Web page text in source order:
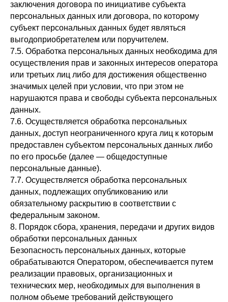
заключения договора по инициативе субъекта
персональных данных или договора, по которому
субъект персональных данных будет являться
выгодоприобретателем или поручителем.
7.5. Обработка персональных данных необходима для
осуществления прав и законных интересов оператора
или третьих лиц либо для достижения общественно
значимых целей при условии, что при этом не
нарушаются права и свободы субъекта персональных
данных.
7.6. Осуществляется обработка персональных
данных, доступ неограниченного круга лиц к которым
предоставлен субъектом персональных данных либо
по его просьбе (далее — общедоступные
персональные данные).
7.7. Осуществляется обработка персональных
данных, подлежащих опубликованию или
обязательному раскрытию в соответствии с
федеральным законом.
8. Порядок сбора, хранения, передачи и других видов
обработки персональных данных
Безопасность персональных данных, которые
обрабатываются Оператором, обеспечивается путем
реализации правовых, организационных и
технических мер, необходимых для выполнения в
полном объеме требований действующего
О нас
Наши залы
ООО "АЗЗУРО", ИНН 7838126540,
КПП 783801001
Мероприятия